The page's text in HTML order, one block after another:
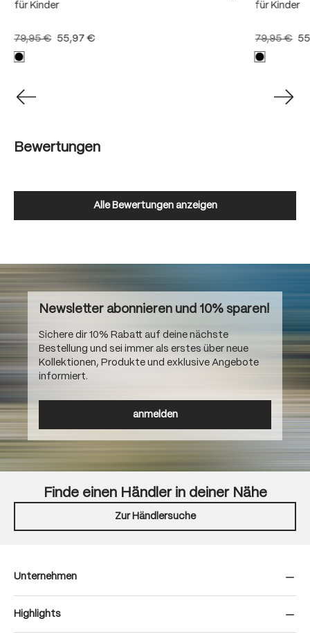
für Kinder
79,95 € 55,97 €
für Kinder
79,95 €
Bewertungen
Alle Bewertungen anzeigen
Newsletter abonnieren und 10% sparen!
Sichere dir 10% Rabatt auf deine nächste
Bestellung und sei immer als erstes über neue
Kollektionen, Produkte und exklusive Angebote
informiert.
anmelden
Finde einen Händler in deiner Nähe
Zur Händlersuche
Unternehmen
Highlights